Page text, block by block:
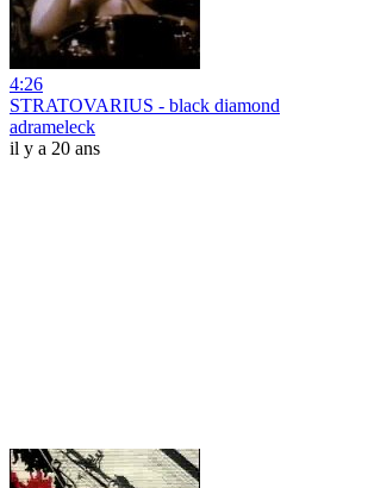
4:26
STRATOVARIUS - black diamond
adrameleck
il y a 20 ans